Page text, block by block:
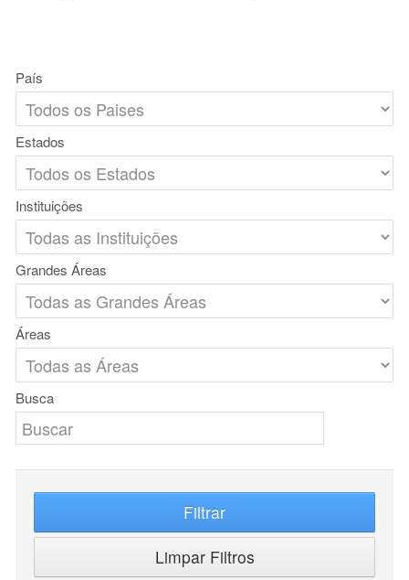
País
Estados
Instituições
Grandes Áreas
Áreas
Busca
Filtrar
Limpar Filtros